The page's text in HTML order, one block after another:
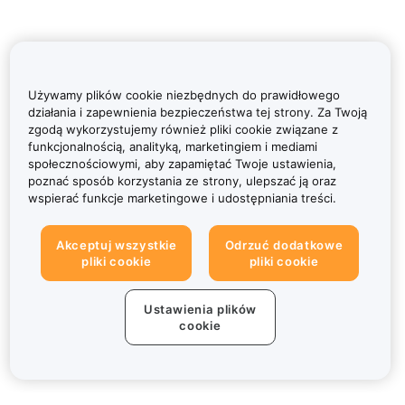
Używamy plików cookie niezbędnych do prawidłowego
działania i zapewnienia bezpieczeństwa tej strony. Za Twoją
zgodą wykorzystujemy również pliki cookie związane z
funkcjonalnością, analityką, marketingiem i mediami
społecznościowymi, aby zapamiętać Twoje ustawienia,
poznać sposób korzystania ze strony, ulepszać ją oraz
wspierać funkcje marketingowe i udostępniania treści.
Akceptuj wszystkie
pliki cookie
Odrzuć dodatkowe
pliki cookie
Ustawienia plików
cookie